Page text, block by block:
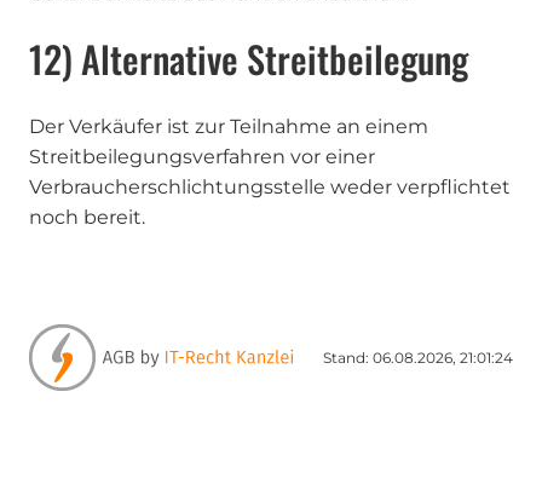
12) Alternative Streitbeilegung
Der Verkäufer ist zur Teilnahme an einem
Streitbeilegungsverfahren vor einer
Verbraucherschlichtungsstelle weder verpflichtet
noch bereit.
Stand: 06.08.2026, 21:01:24